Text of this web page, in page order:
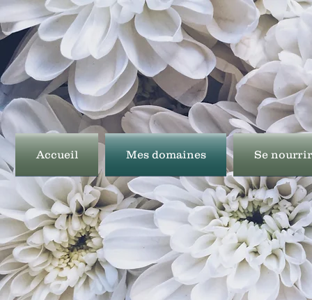
Accueil Mes domaines Se